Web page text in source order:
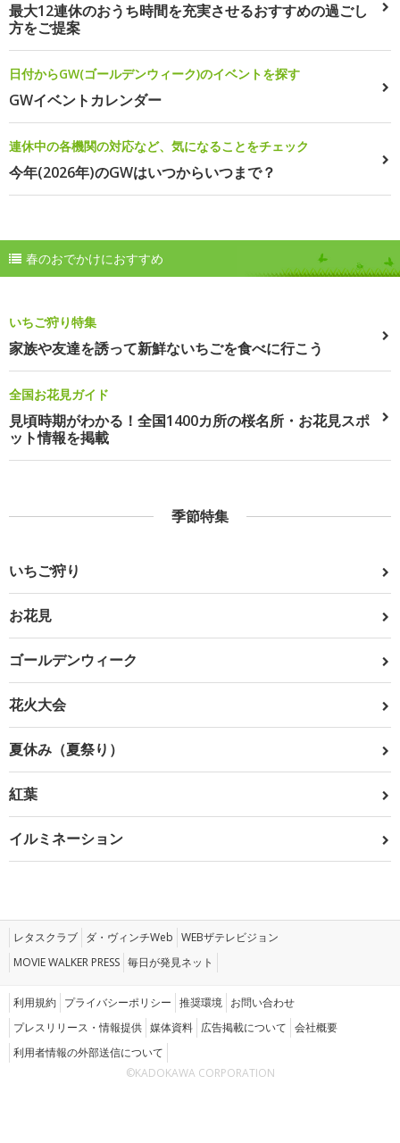
最大12連休のおうち時間を充実させるおすすめの過ごし
方をご提案
日付からGW(ゴールデンウィーク)のイベントを探す
GWイベントカレンダー
連休中の各機関の対応など、気になることをチェック
今年(2026年)のGWはいつからいつまで？
春のおでかけにおすすめ
いちご狩り特集
家族や友達を誘って新鮮ないちごを食べに行こう
全国お花見ガイド
見頃時期がわかる！全国1400カ所の桜名所・お花見スポ
ット情報を掲載
季節特集
いちご狩り
お花見
ゴールデンウィーク
花火大会
夏休み（夏祭り）
紅葉
イルミネーション
レタスクラブ ダ・ヴィンチWeb WEBザテレビジョン
MOVIE WALKER PRESS 毎日が発見ネット
利用規約 プライバシーポリシー 推奨環境 お問い合わせ
プレスリリース・情報提供 媒体資料 広告掲載について 会社概要
利用者情報の外部送信について
©KADOKAWA CORPORATION